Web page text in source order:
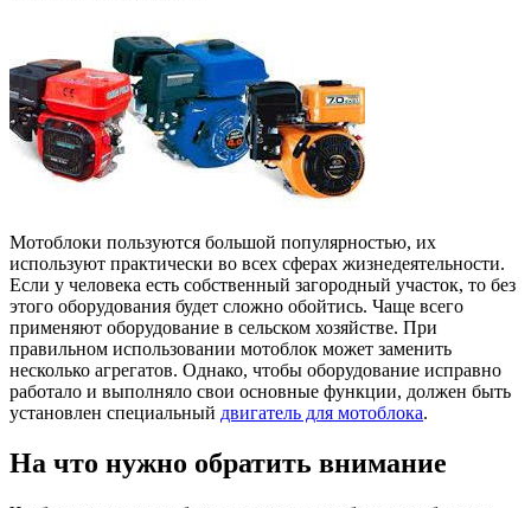
Мотоблоки пользуются большой популярностью, их
используют практически во всех сферах жизнедеятельности.
Если у человека есть собственный загородный участок, то без
этого оборудования будет сложно обойтись. Чаще всего
применяют оборудование в сельском хозяйстве. При
правильном использовании мотоблок может заменить
несколько агрегатов. Однако, чтобы оборудование исправно
работало и выполняло свои основные функции, должен быть
установлен специальный двигатель для мотоблока.
На что нужно обратить внимание